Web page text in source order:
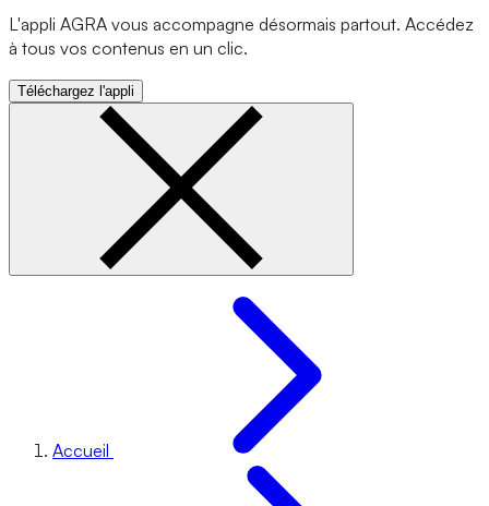
L'appli AGRA vous accompagne désormais partout. Accédez
à tous vos contenus en un clic.
Téléchargez l'appli
Accueil